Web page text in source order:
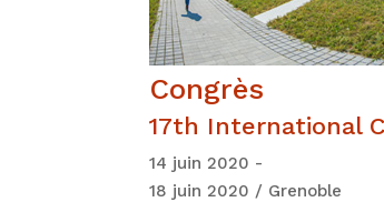
Congrès
17th International
14 juin 2020 -
18 juin 2020 / Grenoble